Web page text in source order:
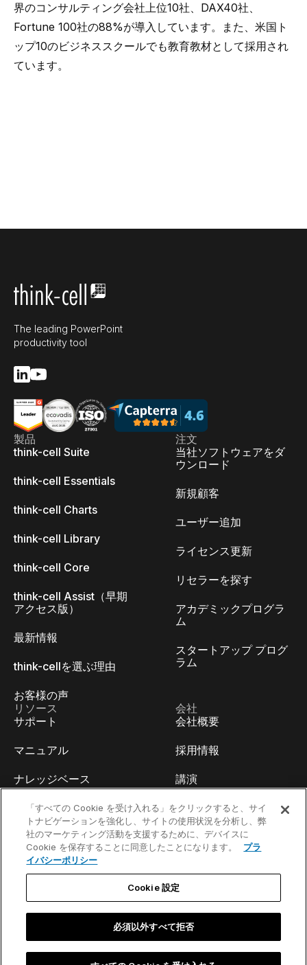
界のコンサルティング会社上位10社、DAX40社、
Fortune 100社の88%が導入しています。また、米国ト
ップ10のビジネススクールでも教育教材として採用され
ています。
The leading PowerPoint
productivity tool
製品
think-cell Suite
think-cell Essentials
think-cell Charts
think-cell Library
think-cell Core
think-cell Assist（早期
アクセス版）
最新情報
think-cellを選ぶ理由
お客様の声
注文
当社ソフトウェアをダ
ウンロード
新規顧客
ユーザー追加
ライセンス更新
リセラーを探す
アカデミックプログラ
ム
スタートアップ プログ
ラム
リソース
サポート
マニュアル
ナレッジベース
think-cell Academy
ビデオチュートリアル
コンテンツハブ
会社
会社概要
採用情報
講演
イベント
開発者ブログ
お問い合わせ／法的通知事項
「すべての Cookie を受け入れる」をクリックすると、サイ
トナビゲーションを強化し、サイトの使用状況を分析し、弊
社のマーケティング活動を支援するために、デバイスに
Cookie を保存することに同意したことになります。
プラ
イバシーポリシー
Cookie 設定
必須以外すべて拒否